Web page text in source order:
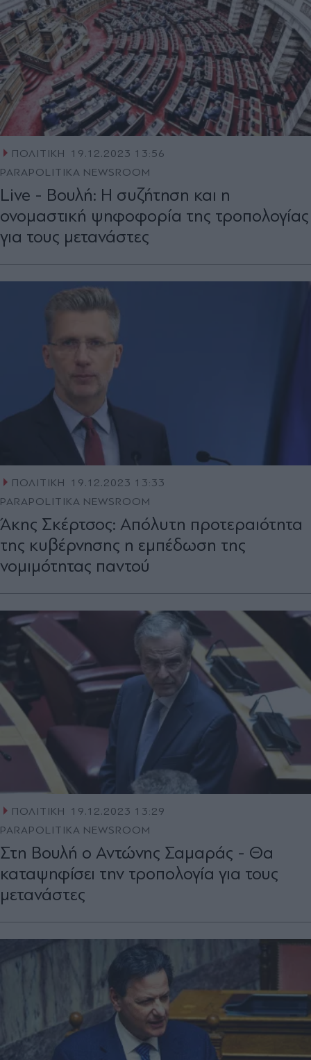
ΠΟΛΙΤΙΚΗ
19.12.2023 13:56
PARAPOLITIKA NEWSROOM
Live - Βουλή: Η συζήτηση και η
ονομαστική ψηφοφορία της τροπολογίας
για τους μετανάστες
ΠΟΛΙΤΙΚΗ
19.12.2023 13:33
PARAPOLITIKA NEWSROOM
Άκης Σκέρτσος: Απόλυτη προτεραιότητα
της κυβέρνησης η εμπέδωση της
νομιμότητας παντού
ΠΟΛΙΤΙΚΗ
19.12.2023 13:29
PARAPOLITIKA NEWSROOM
Στη Βουλή ο Αντώνης Σαμαράς - Θα
καταψηφίσει την τροπολογία για τους
μετανάστες